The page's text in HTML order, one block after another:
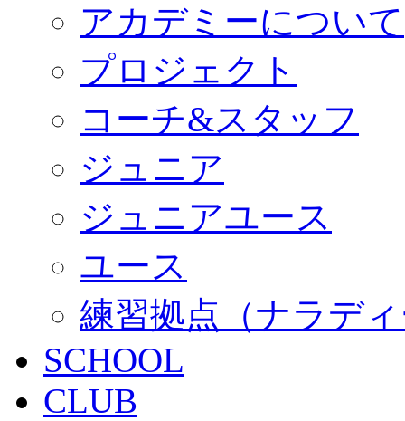
アカデミーについて
プロジェクト
コーチ&スタッフ
ジュニア
ジュニアユース
ユース
練習拠点（ナラデ
SCHOOL
CLUB